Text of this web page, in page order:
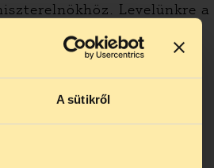
A sütikről
Levelünkre